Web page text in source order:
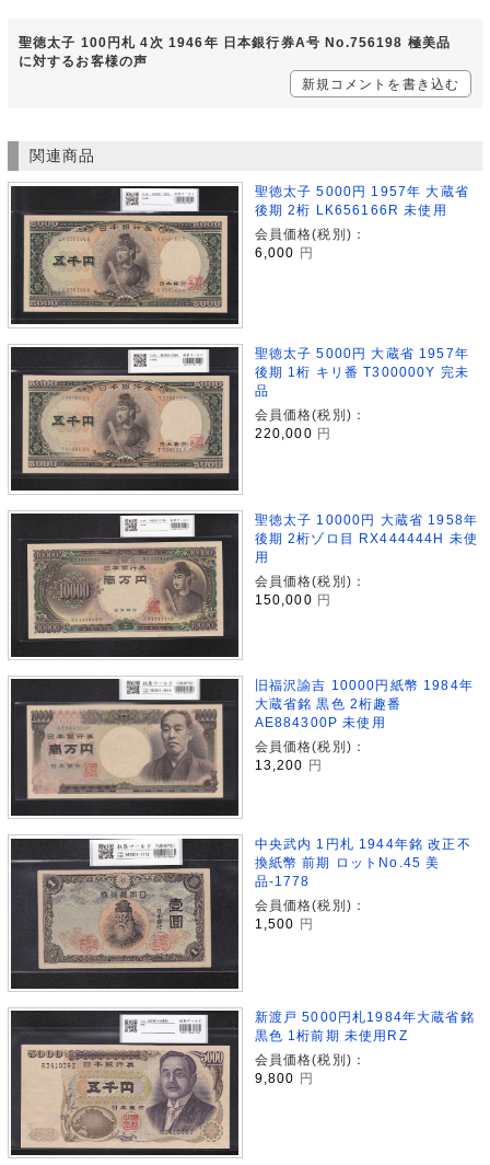
聖徳太子 100円札 4次 1946年 日本銀行券A号 No.756198 極美品
に対するお客様の声
新規コメントを書き込む
関連商品
聖徳太子 5000円 1957年 大蔵省
後期 2桁 LK656166R 未使用
会員価格(税別)：
6,000
円
聖徳太子 5000円 大蔵省 1957年
後期 1桁 キリ番 T300000Y 完未
品
会員価格(税別)：
220,000 円
聖徳太子 10000円 大蔵省 1958年
後期 2桁ゾロ目 RX444444H 未使
用
会員価格(税別)：
150,000 円
旧福沢諭吉 10000円紙幣 1984年
大蔵省銘 黒色 2桁趣番
AE884300P 未使用
会員価格(税別)：
13,200 円
中央武内 1円札 1944年銘 改正不
換紙幣 前期 ロットNo.45 美
品-1778
会員価格(税別)：
1,500
円
新渡戸 5000円札1984年大蔵省銘
黒色 1桁前期 未使用RZ
会員価格(税別)：
9,800 円